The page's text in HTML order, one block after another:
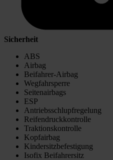
Sicherheit
ABS
Airbag
Beifahrer-Airbag
Wegfahrsperre
Seitenairbags
ESP
Antriebsschlupfregelung
Reifendruckkontrolle
Traktionskontrolle
Kopfairbag
Kindersitzbefestigung
Isofix Beifahrersitz